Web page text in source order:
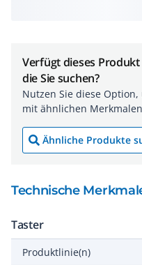
Verfügt dieses
die Sie suchen?
Nutzen Sie diese
mit ähnlichen
Ähnliche Produkte
Technische
Taster
Produktlinie(n)